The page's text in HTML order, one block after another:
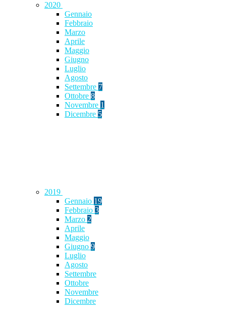
2020
Gennaio
Febbraio
Marzo
Aprile
Maggio
Giugno
Luglio
Agosto
Settembre 7
Ottobre 8
Novembre 1
Dicembre 5
2019
Gennaio 19
Febbraio 3
Marzo 2
Aprile
Maggio
Giugno 9
Luglio
Agosto
Settembre
Ottobre
Novembre
Dicembre